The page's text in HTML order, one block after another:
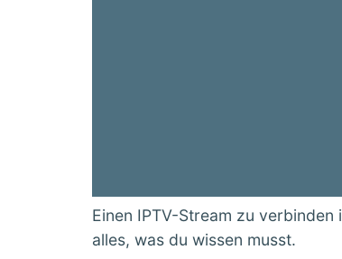
Einen IPTV-Stream zu
alles, was du wissen musst.